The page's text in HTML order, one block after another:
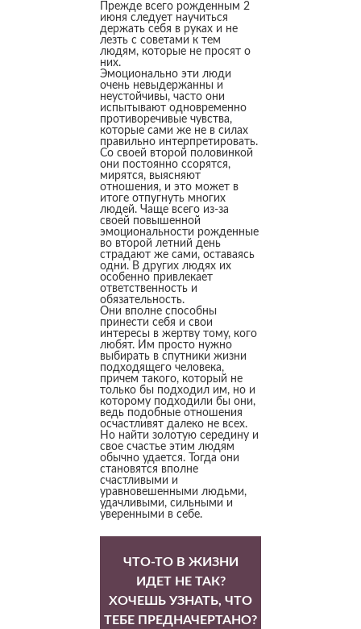
Прежде всего рожденным 2
июня следует научиться
держать себя в руках и не
лезть с советами к тем
людям, которые не просят о
них.
Эмоционально эти люди
очень невыдержанны и
неустойчивы, часто они
испытывают одновременно
противоречивые чувства,
которые сами же не в силах
правильно интерпретировать.
Со своей второй половинкой
они постоянно ссорятся,
мирятся, выясняют
отношения, и это может в
итоге отпугнуть многих
людей. Чаще всего из-за
своей повышенной
эмоциональности рожденные
во второй летний день
страдают же сами, оставаясь
одни. В других людях их
особенно привлекает
ответственность и
обязательность.
Они вполне способны
принести себя и свои
интересы в жертву тому, кого
любят. Им просто нужно
выбирать в спутники жизни
подходящего человека,
причем такого, который не
только бы подходил им, но и
которому подходили бы они,
ведь подобные отношения
осчастливят далеко не всех.
Но найти золотую середину и
свое счастье этим людям
обычно удается. Тогда они
становятся вполне
счастливыми и
уравновешенными людьми,
удачливыми, сильными и
уверенными в себе.
ЧТО-ТО В ЖИЗНИ
ИДЕТ НЕ ТАК?
ХОЧЕШЬ УЗНАТЬ, ЧТО
ТЕБЕ ПРЕДНАЧЕРТАНО?